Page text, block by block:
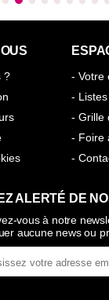
?
- Votre
-
- Grille
- Foire
-
ALERTÉ DE
vous à notre
aucune news ou